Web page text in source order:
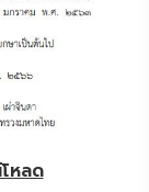
หลด